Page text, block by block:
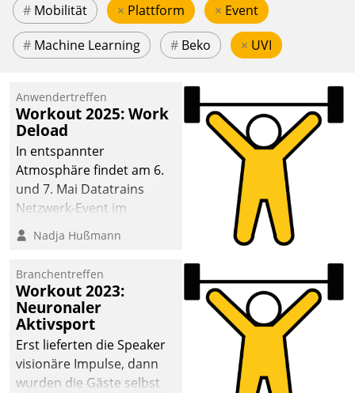
# Mobilität × Plattform × Event
# Machine Learning # Beko × UVI
Anwendertreffen
Workout 2025: Work
Deload
In entspannter
Atmosphäre findet am 6.
und 7. Mai Datatrains
Netzwerk-Event im
Kunden- und Partnerkreis
statt. Zentrale Frage: Wie
Mammutprojekte
meistern und Workloads
wuppen – bei zunehmend
anspruchsvollen
Aufgaben und
abnehmendem
Nadja Hußmann
Branchentreffen
Workout 2023:
Neuronaler
Aktivsport
Erst lieferten die Speaker
visionäre Impulse, dann
wurden die Gäste selbst